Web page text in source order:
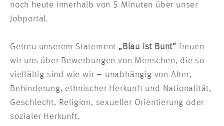
noch heute innerhalb von 5 Minuten über unser
Jobportal.
Getreu unserem Statement „Blau ist Bunt“ freuen
wir uns über Bewerbungen von Menschen, die so
vielfältig sind wie wir – unabhängig von Alter,
Behinderung, ethnischer Herkunft und Nationalität,
Geschlecht, Religion, sexueller Orientierung oder
sozialer Herkunft.